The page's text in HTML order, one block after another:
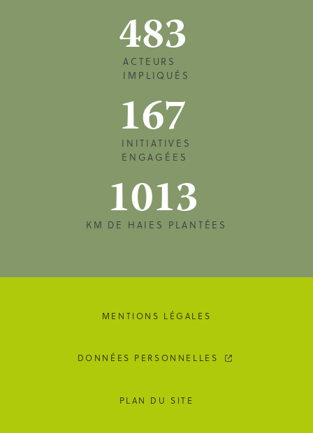
483
ACTEURS
IMPLIQUÉS
167
INITIATIVES
ENGAGÉES
1013
KM DE HAIES PLANTÉES
MENTIONS LÉGALES
DONNÉES PERSONNELLES
PLAN DU SITE